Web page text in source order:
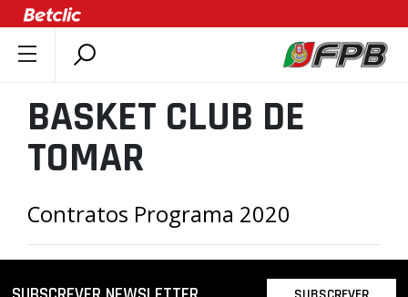
DOCUMENTOS
ÚLTIMAS
ASSOCIAÇÕES
CLUBES
BASKET CLUB DE
TOMAR
Contratos Programa 2020